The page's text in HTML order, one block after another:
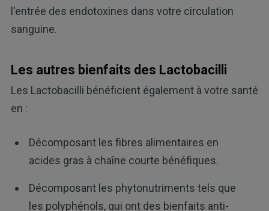
l'entrée des endotoxines dans votre circulation
sanguine.
Les autres bienfaits des Lactobacilli
Les Lactobacilli bénéficient également à votre santé
en :
Décomposant les fibres alimentaires en
acides gras à chaîne courte bénéfiques.
Décomposant les phytonutriments tels que
les polyphénols, qui ont des bienfaits anti-